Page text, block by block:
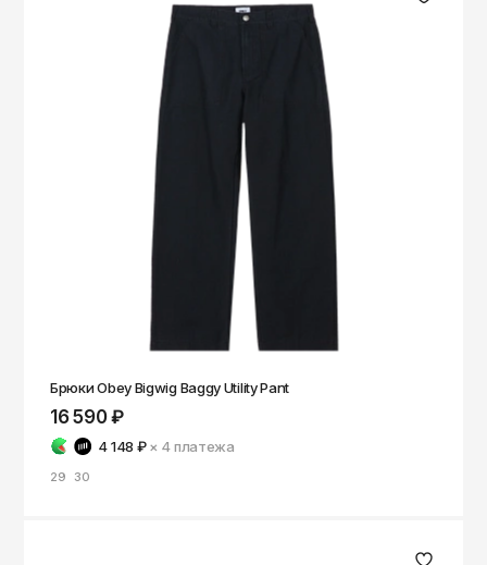
Брюки Obey Bigwig Baggy Utility Pant
16 590 ₽
4 148 ₽ × 4платежа
29 30